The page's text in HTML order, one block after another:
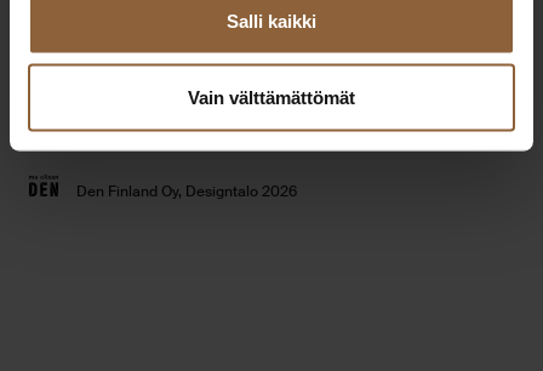
Salli kaikki
Vain välttämättömät
Den Finland Oy, Designtalo 2026